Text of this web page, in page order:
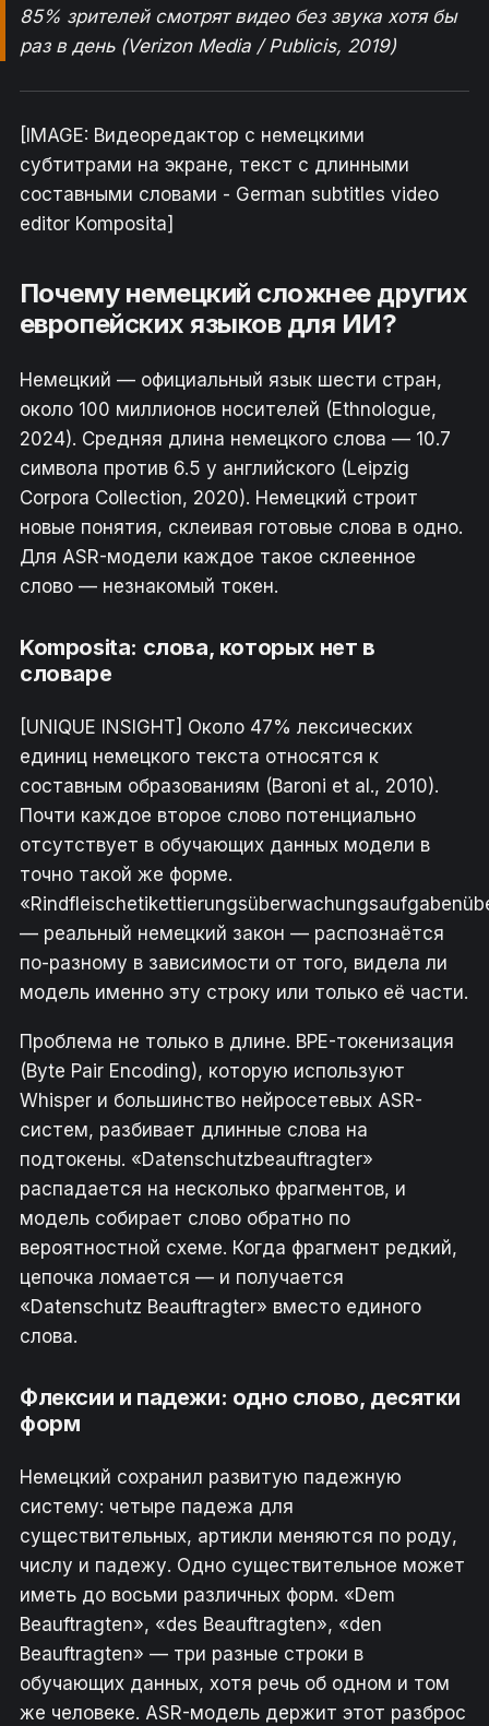
85% зрителей смотрят видео без звука хотя бы
раз в день (Verizon Media / Publicis, 2019)
[IMAGE: Видеоредактор с немецкими
субтитрами на экране, текст с длинными
составными словами - German subtitles video
editor Komposita]
Почему немецкий сложнее других
европейских языков для ИИ?
Немецкий — официальный язык шести стран,
около 100 миллионов носителей (Ethnologue,
2024). Средняя длина немецкого слова — 10.7
символа против 6.5 у английского (Leipzig
Corpora Collection, 2020). Немецкий строит
новые понятия, склеивая готовые слова в одно.
Для ASR-модели каждое такое склеенное
слово — незнакомый токен.
Komposita: слова, которых нет в
словаре
[UNIQUE INSIGHT] Около 47% лексических
единиц немецкого текста относятся к
составным образованиям (Baroni et al., 2010).
Почти каждое второе слово потенциально
отсутствует в обучающих данных модели в
точно такой же форме.
— реальный немецкий закон — распознаётся
по-разному в зависимости от того, видела ли
модель именно эту строку или только её части.
Проблема не только в длине. BPE-токенизация
(Byte Pair Encoding), которую используют
Whisper и большинство нейросетевых ASR-
систем, разбивает длинные слова на
подтокены. «Datenschutzbeauftragter»
распадается на несколько фрагментов, и
модель собирает слово обратно по
вероятностной схеме. Когда фрагмент редкий,
цепочка ломается — и получается
«Datenschutz Beauftragter» вместо единого
слова.
Флексии и падежи: одно слово, десятки
форм
Немецкий сохранил развитую падежную
систему: четыре падежа для
существительных, артикли меняются по роду,
числу и падежу. Одно существительное может
иметь до восьми различных форм. «Dem
Beauftragten», «des Beauftragten», «den
Beauftragten» — три разные строки в
обучающих данных, хотя речь об одном и том
же человеке. ASR-модель держит этот разброс